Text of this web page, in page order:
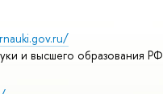
и высшего образования РФ